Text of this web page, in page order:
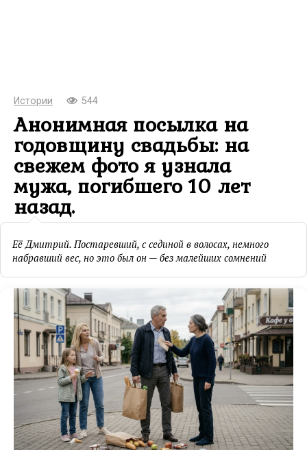
Истории 544
Анонимная посылка на
годовщину свадьбы: на
свежем фото я узнала
мужа, погибшего 10 лет
назад.
Её Дмитрий. Постаревший, с сединой в волосах, немного
набравший вес, но это был он — без малейших сомнений